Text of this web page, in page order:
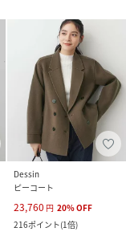
Dessin
ピーコート
23,760 円 20%OFF
216ポイント(1倍)